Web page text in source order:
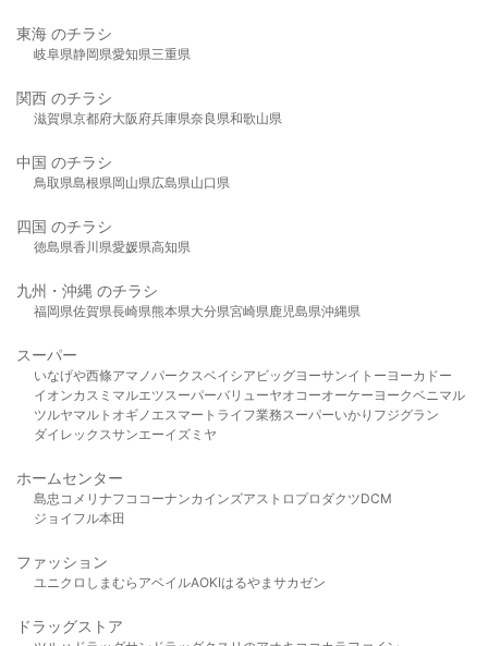
東海 のチラシ
岐阜県静岡県愛知県三重県
関西 のチラシ
滋賀県京都府大阪府兵庫県奈良県和歌山県
中国 のチラシ
鳥取県島根県岡山県広島県山口県
四国 のチラシ
徳島県香川県愛媛県高知県
九州・沖縄 のチラシ
福岡県佐賀県長崎県熊本県大分県宮崎県鹿児島県沖縄県
スーパー
いなげや西條アマノパークスベイシア ビッグヨーサンイトーヨーカドー
イオンカスミ マルエツスーパーバリューヤオコーオーケー ヨークベニマル
ツルヤマルト オギノ エスマート ライフ業務スーパーいかり フジグラン
ダイレックスサンエーイズミヤ
ホームセンター
島忠 コメリ ナフコ コーナンカインズアストロプロダクツDCM
ジョイフル本田
ファッション
ユニクロ しまむら アベイルAOKIはるやま サカゼン
ドラッグストア